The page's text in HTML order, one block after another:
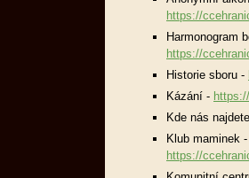
https://
Harmonogram
https://
Historie sboru -
Kázání -
Kde nás
Klub maminek
https://